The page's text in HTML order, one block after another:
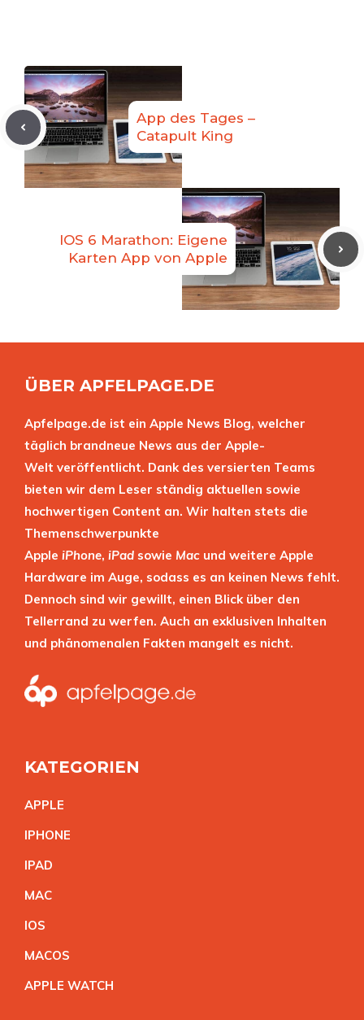
App des Tages –
Catapult King
IOS 6 Marathon: Eigene
Karten App von Apple
ÜBER APFELPAGE.DE
Apfelpage.de ist ein Apple News Blog, welcher
täglich brandneue News aus der Apple-
Welt veröffentlicht. Dank des versierten Teams
bieten wir dem Leser ständig aktuellen sowie
hochwertigen Content an. Wir halten stets die
Themenschwerpunkte
Apple iPhone, iPad sowie Mac und weitere Apple
Hardware im Auge, sodass es an keinen News fehlt.
Dennoch sind wir gewillt, einen Blick über den
Tellerrand zu werfen. Auch an exklusiven Inhalten
und phänomenalen Fakten mangelt es nicht.
KATEGORIEN
APPLE
IPHONE
IPAD
MAC
IOS
MACOS
APPLE WATCH